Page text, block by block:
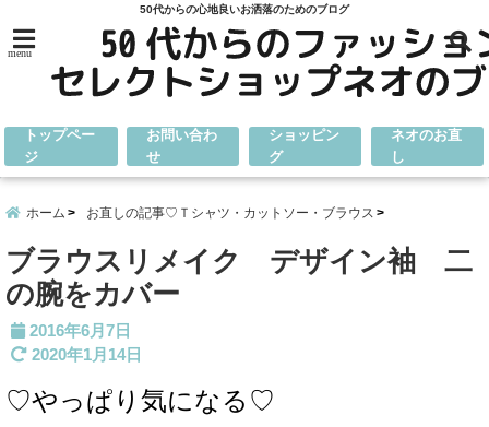
50代からの心地良いお洒落のためのブログ
menu
トップペー
ジ
お問い合わ
せ
ショッピン
グ
ネオのお直
し
ホーム お直しの記事♡Ｔシャツ・カットソー・ブラウス
ブラウスリメイク デザイン袖 二
の腕をカバー
2016年6月7日
2020年1月14日
♡やっぱり気になる♡